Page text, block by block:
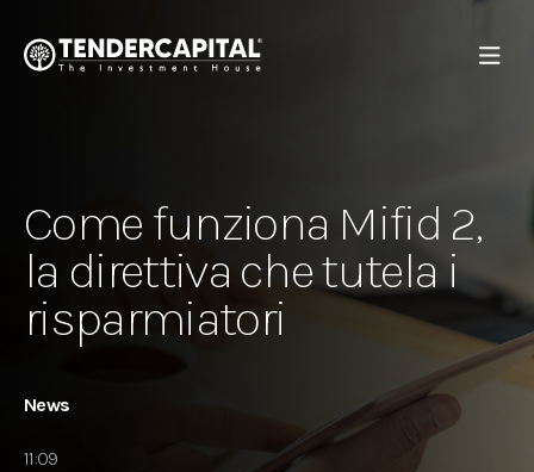
Come funziona Mifid 2,
la direttiva che tutela i
risparmiatori
News
11:09